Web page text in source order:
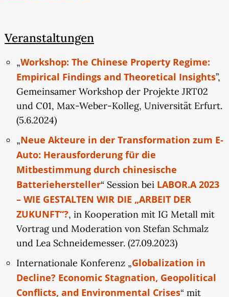
Veranstaltungen
„Workshop: The Chinese Property Regime:
Empirical Findings and Theoretical Insights”,
Gemeinsamer Workshop der Projekte JRT02
und C01, Max-Weber-Kolleg, Universität Erfurt.
(5.6.2024)
„Neue Akteure in der Transformation zum E-
Auto: Herausforderung für die
Mitbestimmung durch chinesische
Batteriehersteller“ Session bei LABOR.A 2023
– WIE GESTALTEN WIR DIE „ARBEIT DER
ZUKUNFT“?, in Kooperation mit IG Metall mit
Vortrag und Moderation von Stefan Schmalz
und Lea Schneidemesser. (27.09.2023)
Internationale Konferenz „Globalization in
Decline? Economic Stagnation, Geopolitical
Conflicts, and Environmental Crises“ mit